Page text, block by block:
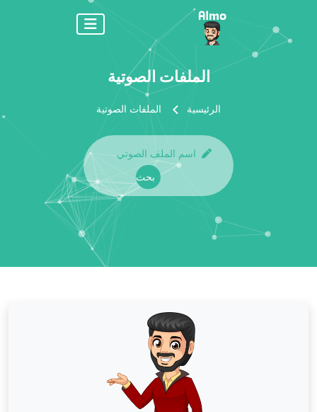
الملفات الصوتية
الرئيسية الملفات الصوتية
بحث